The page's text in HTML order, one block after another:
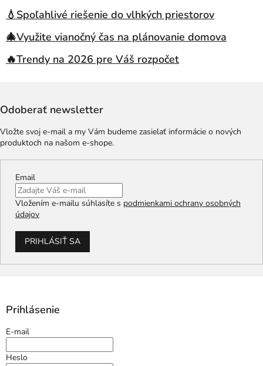
💧Spoľahlivé riešenie do vlhkých priestorov
🎄Využite vianočný čas na plánovanie domova
🔥Trendy na 2026 pre Váš rozpočet
Odoberať newsletter
Vložte svoj e-mail a my Vám budeme zasielať informácie o nových
produktoch na našom e-shope.
Email
Vložením e-mailu súhlasíte s podmienkami ochrany osobných
údajov
PRIHLÁSIŤ SA
Prihlásenie
E-mail
Heslo